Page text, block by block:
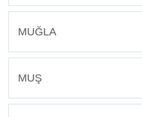
MUĞLA
MUŞ